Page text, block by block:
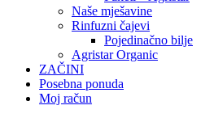
Naše mješavine
Rinfuzni čajevi
Pojedinačno bilje
Agristar Organic
ZAČINI
Posebna ponuda
Moj račun